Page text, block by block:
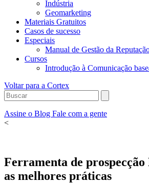
Indústria
Geomarketing
Materiais Gratuitos
Casos de sucesso
Especiais
Manual de Gestão da
Cursos
Introdução à Comunicação
Voltar para a Cortex
Assine o Blog Fale com a gente
<
Ferramenta de prospecção
as melhores práticas